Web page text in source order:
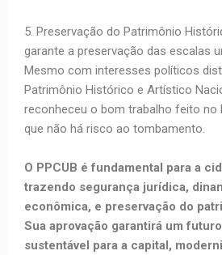
5. Preservação do Patrimônio
garante a preservação das escalas
Mesmo com interesses políticos
Patrimônio Histórico e Artístico
reconheceu o bom trabalho feito no
que não há risco ao tombamento.
O PPCUB é fundamental para a
trazendo segurança jurídica,
econômica, e preservação do
Sua aprovação garantirá um
sustentável para a capital,